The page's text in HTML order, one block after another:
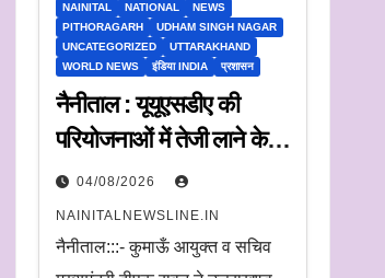
NAINITAL
NATIONAL
NEWS
PITHORAGARH
UDHAM SINGH NAGAR
UNCATEGORIZED
UTTARAKHAND
WORLD NEWS
इंडिया INDIA प्रशासन
नैनीताल : यूयूएसडीए की
परियोजनाओं में तेजी लाने के
निर्देश,
जलापूर्ति और शहरी विकास
कार्यों की प्रगति पर कुमाऊं
04/08/2026
NAINITALNEWSLINE.IN
नैनीताल:::- कुमाऊँ आयुक्त व सचिव